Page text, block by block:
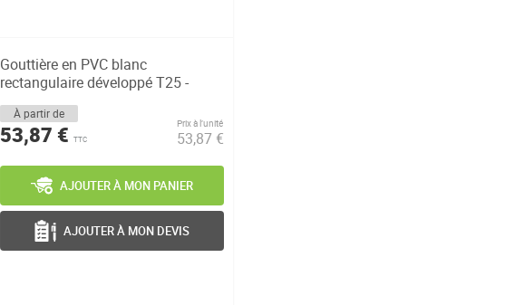
Gouttière en PVC blanc
rectangulaire développé T25 -
long. 4m
À partir de
53,87 € TTC
Prix à l’unité
53,87 €
AJOUTER À MON PANIER
AJOUTER À MON DEVIS